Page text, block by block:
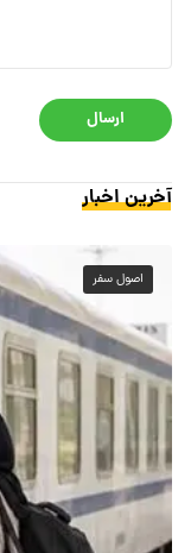
ارسال
آخرین اخبار
اصول سفر